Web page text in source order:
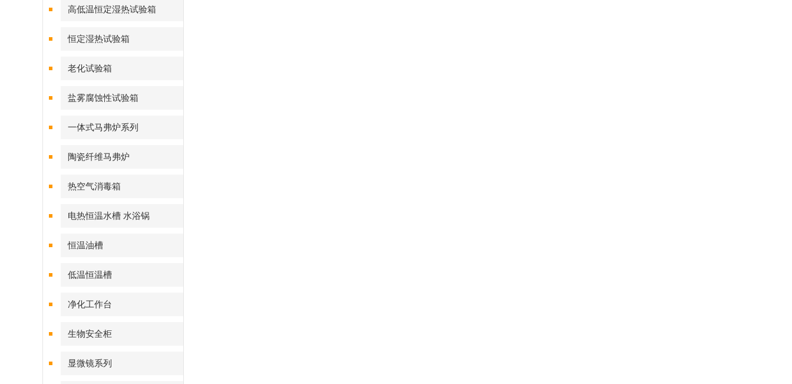
高低温恒定湿热试验箱
恒定湿热试验箱
老化试验箱
盐雾腐蚀性试验箱
一体式马弗炉系列
陶瓷纤维马弗炉
热空气消毒箱
电热恒温水槽 水浴锅
恒温油槽
低温恒温槽
净化工作台
生物安全柜
显微镜系列